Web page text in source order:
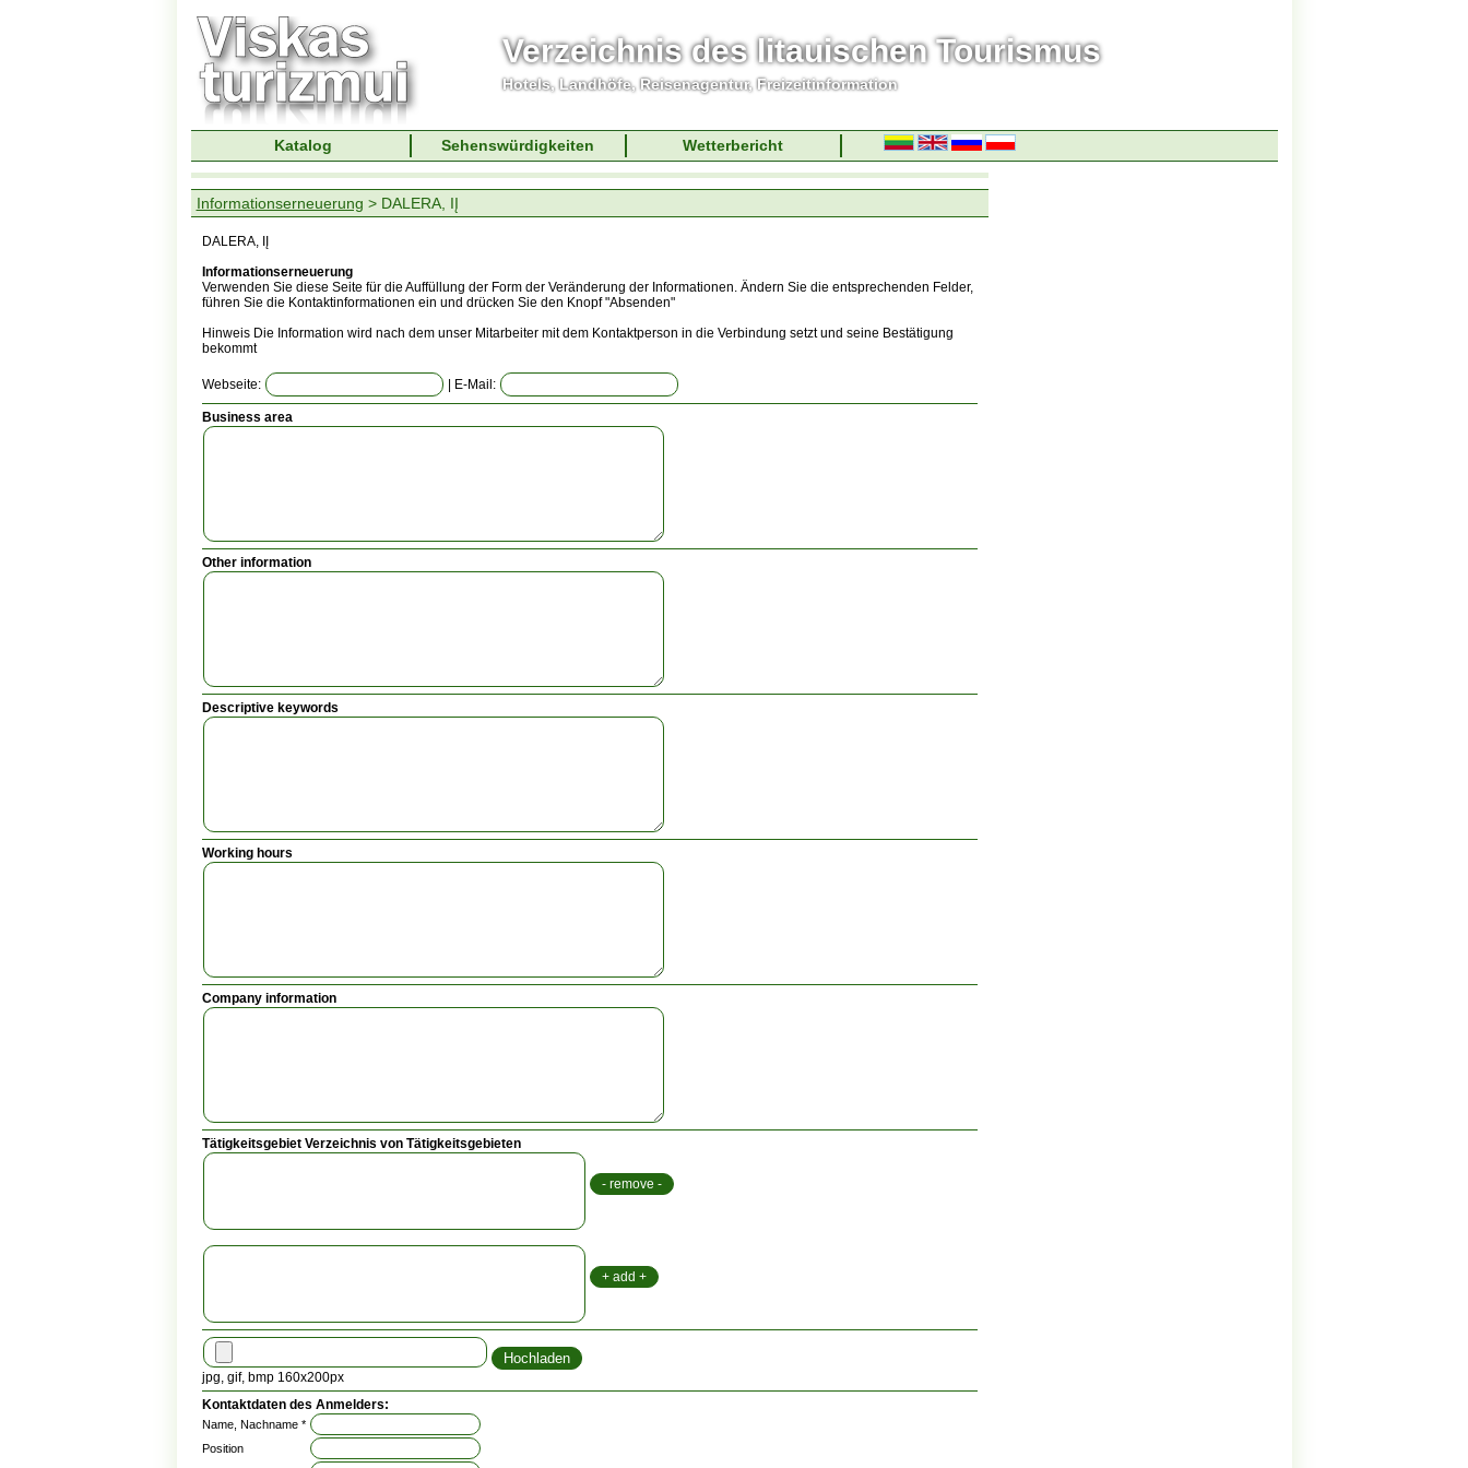
Verzeichnis des litauischen Tourismus
Hotels, Landhöfe, Reisenagentur, Freizeitinformation
Katalog Sehenswürdigkeiten Wetterbericht
Informationserneuerung > DALERA, IĮ
DALERA, IĮ
Informationserneuerung
Verwenden Sie diese Seite für die Auffüllung der Form der Veränderung der Informationen. Ändern Sie die entsprechenden Felder,
führen Sie die Kontaktinformationen ein und drücken Sie den Knopf "Absenden"
Hinweis Die Information wird nach dem unser Mitarbeiter mit dem Kontaktperson in die Verbindung setzt und seine Bestätigung
bekommt
Webseite: | E-Mail:
Business area
Other information
Descriptive keywords
Working hours
Company information
Tätigkeitsgebiet Verzeichnis von Tätigkeitsgebieten
jpg, gif, bmp 160x200px
Kontaktdaten des Anmelders:
Name, Nachname *
Position